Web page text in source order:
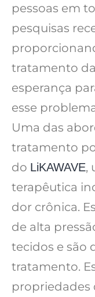
pessoas em
pesquisas
tratamento
esperança
esse
Uma das
tratamento
do LiKAWAVE,
terapêutica
dor crônica.
de alta
tecidos e são
tratamento.
propriedades